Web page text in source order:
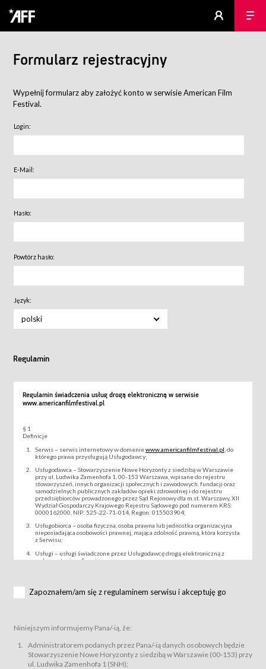
Formularz rejestracyjny
Wypełnij formularz aby założyć konto w serwisie American Film
Festival.
Login:
E-Mail:
Hasło:
Powtórz hasło:
Język:
polski
Regulamin
Regulamin świadczenia usług drogą elektroniczną w serwisie
www.americanfilmfestival.pl
§ 1
Definicje
Serwis – serwis internetowy w domeniewww.americanfilmfestival.pl , do
którego prawa przysługują Usługodawcy;
Usługodawca – Stowarzyszenie Nowe Horyzonty z siedzibą w Warszawie
przy ul. Ludwika Zamenhofa 1, 00-153 Warszawa, wpisane do rejestru
stowarzyszeń, innych organizacji społecznych i zawodowych, fundacji oraz
samodzielnych publicznych zakładów opieki zdrowotnej i do rejestru
przedsiębiorców prowadzonego przez Sąd Rejonowy dla m.st. Warszawy, XII
Wydział Gospodarczy Krajowego Rejestru Sądowego pod numerem KRS:
0000162000, NIP: 525-22-71-014, Regon: 015503904;
Usługobiorca – osoba fizyczna, osoba prawna lub jednostka organizacyjna
nieposiadająca osobowości prawnej, mająca zdolność prawną, która korzysta
z Serwisu;
Usługi – usługi świadczone przez Usługodawcę drogą elektroniczną z
wykorzystaniem Serwisu;
za pośrednictwem Serwisu;
podmiotom z branży mediów i filmowej (Akredytacje);
Bilety – wybrane dokumenty potwierdzające zawarcie umowy z
Usługodawcą i uprawniające do wzięcia udziału w Wydarzeniu,
przewidziane przez Usługodawcę dla danego Wydarzenia, tj. uprawniające
do uczestnictwa w wielu albo w pojedynczych seansach filmowych,
Zapoznałem/am się z regulaminem serwisu i akceptuję go
Niniejszym informujemy Pana/-ią, że:
Administratorem podanych przez Pana/-ią danych osobowych będzie
Stowarzyszenie Nowe Horyzonty z siedzibą w Warszawie (00-153) przy
ul. Ludwika Zamenhofa 1 (SNH);